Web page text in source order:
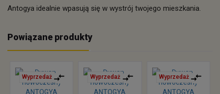
Antogya idealnie wpasują się w wystrój twojego mieszkania.
Powiązane produkty
Wyprzedaż Wyprzedaż Wyprzedaż